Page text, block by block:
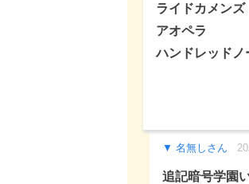
ライドカメンズ
アオペラ
ハンドレッドノ
名無しさん
追記暗号学園